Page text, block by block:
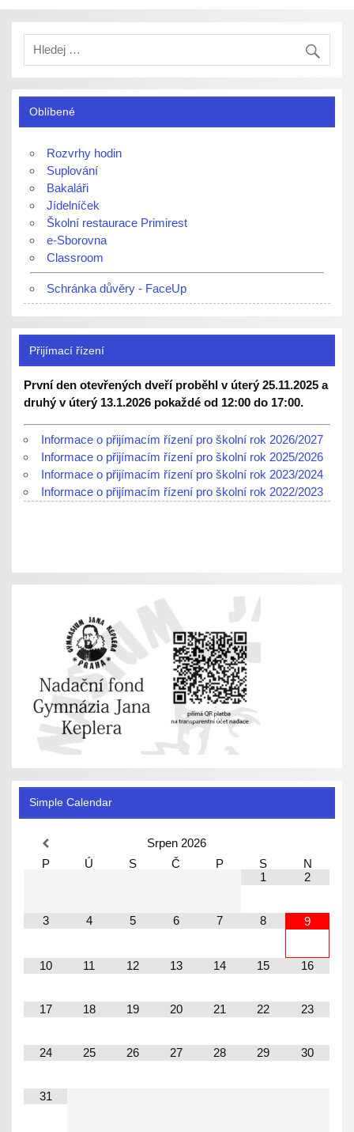
Oblíbené
Rozvrhy hodin
Suplování
Bakaláři
Jídelníček
Školní restaurace Primirest
e-Sborovna
Classroom
Schránka důvěry - FaceUp
Přijímací řízení
První den otevřených dveří proběhl v úterý 25.11.2025 a
druhý v úterý 13.1.2026 pokaždé od 12:00 do 17:00.
Informace o přijímacím řízení pro školní rok 2026/2027
Informace o přijímacím řízení pro školní rok 2025/2026
Informace o přijímacím řízení pro školní rok 2023/2024
Informace o přijímacím řízení pro školní rok 2022/2023
Simple Calendar
Srpen 2026
P
Ú S Č P S
N
1
2
3 4 5 6 7 8 9
10 11 12 13 14 15 16
17 18 19 20 21 22 23
24 25 26 27 28 29 30
31